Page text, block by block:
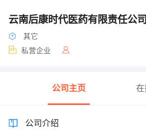
云南后康时代医药有限责任公司
其它
私营企业
公司主页
公司介绍